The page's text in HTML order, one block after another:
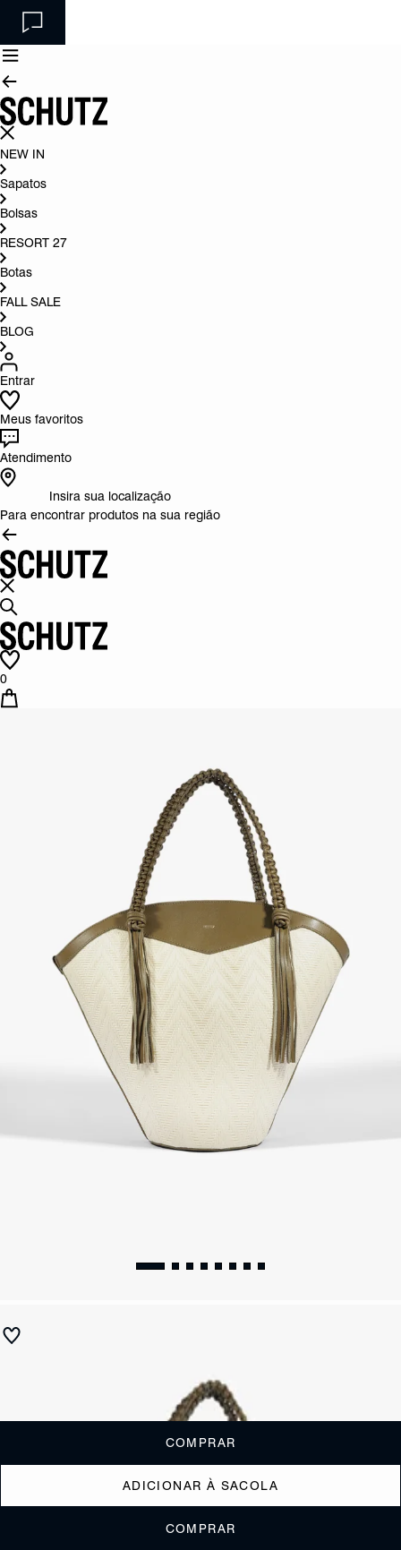
NEW IN
Sapatos
Bolsas
RESORT 27
Botas
FALL SALE
BLOG
Entrar
Meus favoritos
Atendimento
Insira sua localização
Para encontrar produtos na sua região
0
de cashback
COMPRAR
ADICIONAR À SACOLA
COMPRAR